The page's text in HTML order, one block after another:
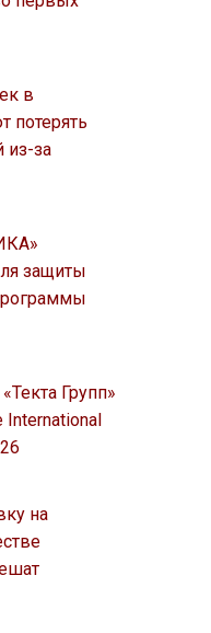
в
потерять
из-за
защиты
Групп»
International
на